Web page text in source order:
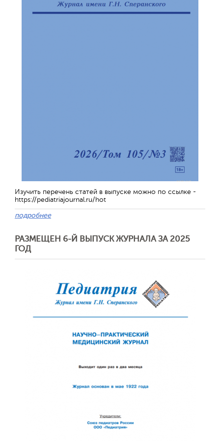
Изучить перечень статей в выпуске можно по ссылке -
https://pediatriajournal.ru/hot
подробнее
РАЗМЕЩЕН 6-Й ВЫПУСК ЖУРНАЛА ЗА 2025
ГОД